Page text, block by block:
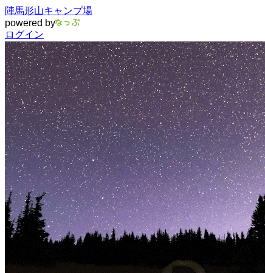
陣馬形山キャンプ場
powered by
ログイン